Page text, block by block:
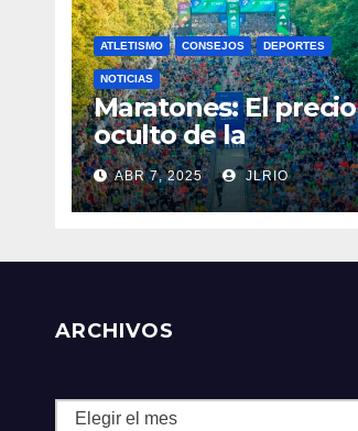
ATLETISMO CONSEJOS DEPORTES
NOTICIAS
Maratones: El precio
oculto de la
resistencia
ABR 7, 2025 JLRIO
ARCHIVOS
Archivos